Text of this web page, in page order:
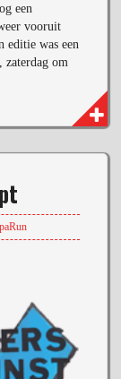
een
vooruit
editie was een
om